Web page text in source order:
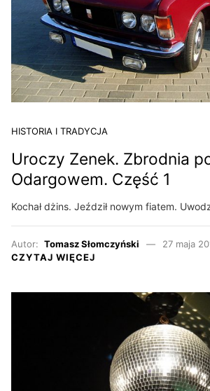
HISTORIA I TRADYCJA
Uroczy Zenek. Zbrodnia
Odargowem. Część 1
Kochał dżins. Jeździł nowym fiatem.
Autor: Tomasz Słomczyński
27 maja
CZYTAJ WIĘCEJ